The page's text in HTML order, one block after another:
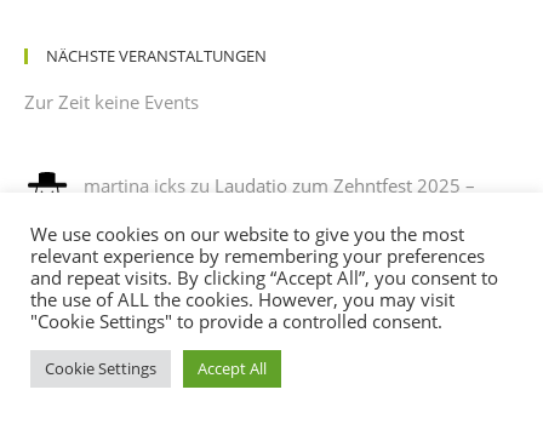
NÄCHSTE VERANSTALTUNGEN
Zur Zeit keine Events
martina ickszu Laudatio zum Zehntfest 2025 –
leichtem Sonnenbrand
12/08/2025
es war ein phantastisches fest , es hat sehr viel spaß
gemacht, mit verkleidung noch mehr spaß. ich habe sehr…
Andreaszu Programm des Kirchhorster Zehntfestes
We use cookies on our website to give you the most
relevant experience by remembering your preferences
and repeat visits. By clicking “Accept All”, you consent to
the use of ALL the cookies. However, you may visit
"Cookie Settings" to provide a controlled consent.
Cookie Settings Accept All